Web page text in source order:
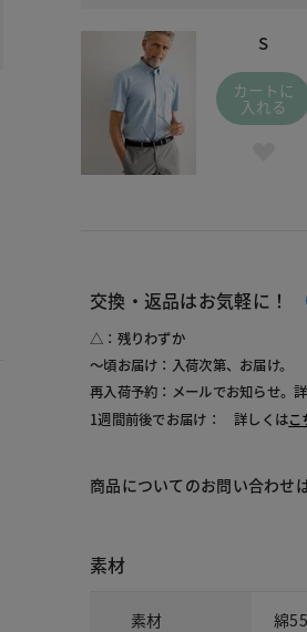
420
S
カートに
入れる
交換・返品はお気軽に！
△：残りわずか
～頃お届け：入荷次第、お届け。
再入荷予約：メールでお知らせ。
1週間前後でお届け： 詳しくはこ
商品についてのお問い合わせ
素材
素材 綿